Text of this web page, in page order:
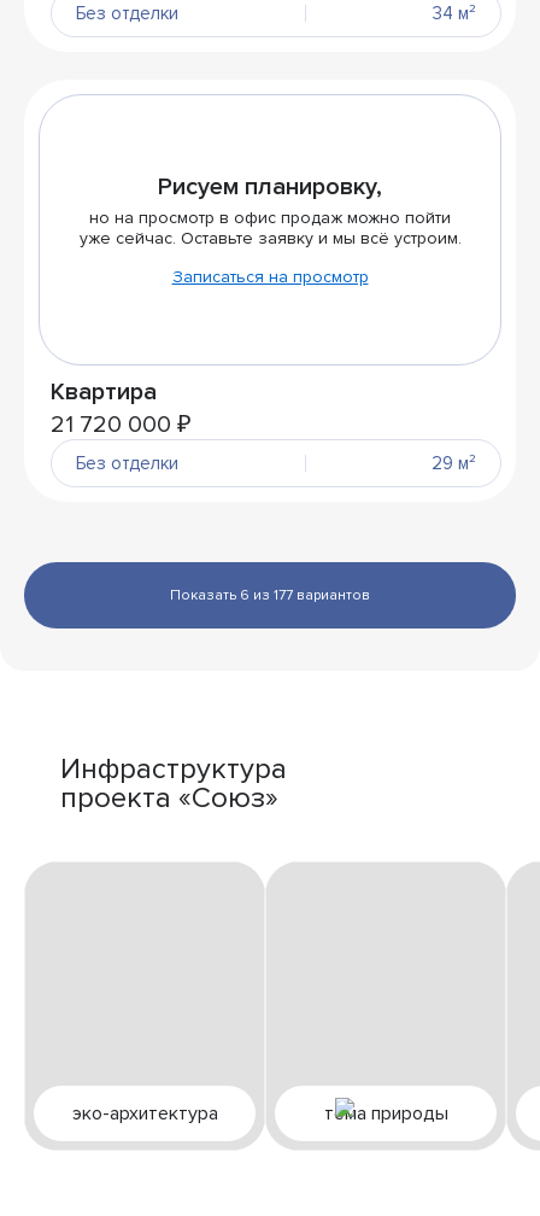
Без отделки 34 м²
Рисуем планировку,
но на просмотр в офис продаж можно пойти
уже сейчас. Оставьте заявку и мы всё устроим.
Записаться на просмотр
Квартира
21 720 000 ₽
Без отделки 29 м²
Показать 6 из 177 вариантов
Инфраструктура
проекта «Союз»
эко-архитектура тема природы